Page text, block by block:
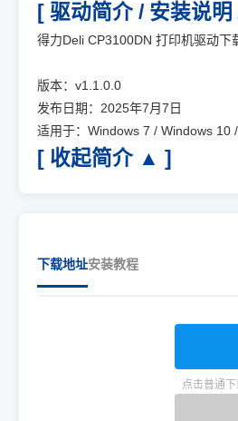
[ 驱动简介 / 安装说
得力Deli CP3100DN 打印机驱动下
版本：v1.1.0.0
发布日期：2025年7月7日
适用于：Windows 7 / Windows 10 /
[ 收起简介 ▲ ]
下载地址安装教程
点击普通